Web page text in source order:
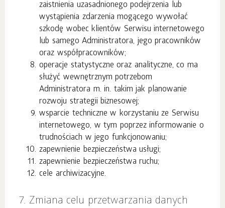
zaistnienia uzasadnionego podejrzenia lub
wystąpienia zdarzenia mogącego wywołać
szkodę wobec klientów Serwisu internetowego
lub samego Administratora, jego pracowników
oraz współpracowników;
operacje statystyczne oraz analityczne, co ma
służyć wewnętrznym potrzebom
Administratora m. in. takim jak planowanie
rozwoju strategii biznesowej;
wsparcie techniczne w korzystaniu ze Serwisu
internetowego, w tym poprzez informowanie o
trudnościach w jego funkcjonowaniu;
zapewnienie bezpieczeństwa usługi;
zapewnienie bezpieczeństwa ruchu;
cele archiwizacyjne.
7. Zmiana celu przetwarzania danych